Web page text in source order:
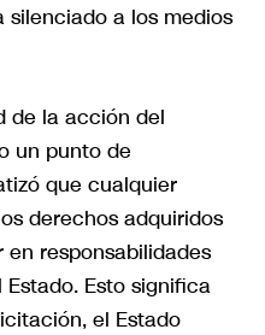
a los medios
de la acción del
un punto de
que cualquier
derechos adquiridos
responsabilidades
Esto significa
el Estado